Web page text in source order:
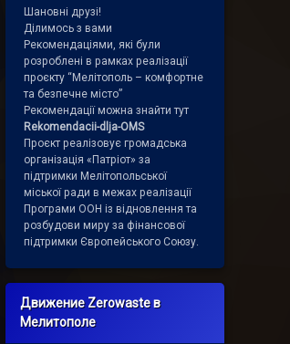
Шановні друзі!
Ділимось з вами
Рекомендаціями, які були
розроблені в рамках реалізації
проєкту “Мелітополь – комфортне
та безпечне місто”
Рекомендації можна знайти тут
Rekomendacii-dlja-OMS
Проєкт реалізовує громадська
організація «Патріот» за
підтримки Мелітопольської
міської ради в межах реалізації
Програми ООН із відновлення та
розбудови миру за фінансової
підтримки Європейського Союзу.
Движение Zerowaste в
Мелитополе